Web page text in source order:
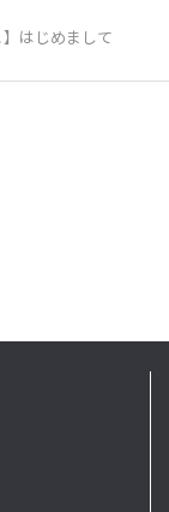
】はじめまして